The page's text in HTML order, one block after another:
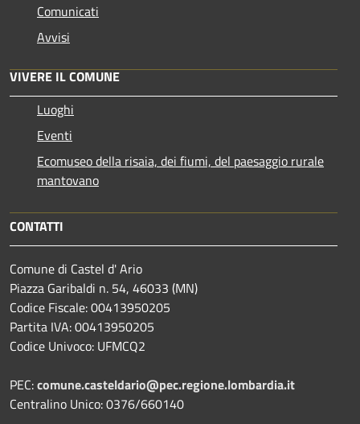
Comunicati
Avvisi
VIVERE IL COMUNE
Luoghi
Eventi
Ecomuseo della risaia, dei fiumi, del paesaggio rurale
mantovano
CONTATTI
Comune di Castel d' Ario
Piazza Garibaldi n. 54, 46033 (MN)
Codice Fiscale: 00413950205
Partita IVA: 00413950205
Codice Univoco: UFMCQ2
PEC:comune.casteldario@pec.regione.lombardia.it
Centralino Unico: 0376/660140